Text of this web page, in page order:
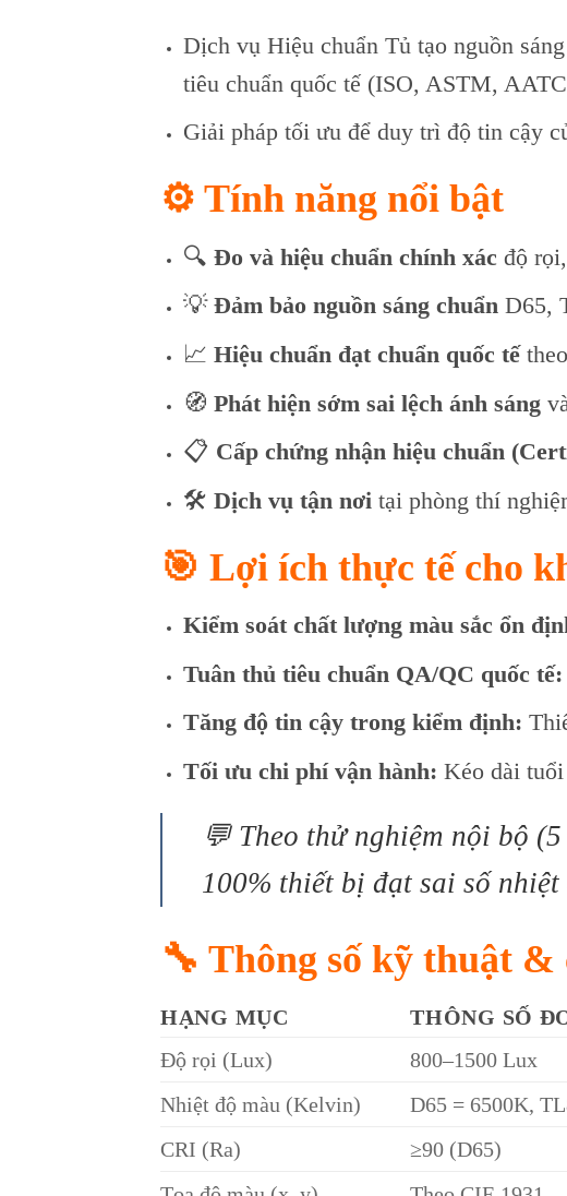
Dịch vụ Hiệu chuẩn Tủ tạo nguồn
tiêu chuẩn quốc tế (ISO, ASTM,
Giải pháp tối ưu để duy trì độ tin cậy
⚙️ Tính năng nổi bật
🔍 Đo và hiệu chuẩn chính xácđộ rọi,
💡 Đảm bảo nguồn sáng chuẩnD65,
📈 Hiệu chuẩn đạt chuẩn quốc tế
🧭 Phát hiện sớm sai lệch ánh sáng
📋 Cấp chứng nhận hiệu chuẩn
🛠️ Dịch vụ tận nơi tại phòng thí
🎯 Lợi ích thực tế cho
Kiểm soát chất lượng màu sắc ổn
Tuân thủ tiêu chuẩn QA/QC quốc tế:
Tăng độ tin cậy trong kiểm định:
Tối ưu chi phí vận hành: Kéo dài
💬 Theo thử nghiệm nội bộ
100% thiết bị đạt sai số
🔧 Thông số kỹ thuật
HẠNG MỤC THÔNG SỐ
Độ rọi (Lux)
800–1500 Lux
Nhiệt độ màu (Kelvin)
D65 = 6500K,
CRI (Ra)
≥90 (D65)